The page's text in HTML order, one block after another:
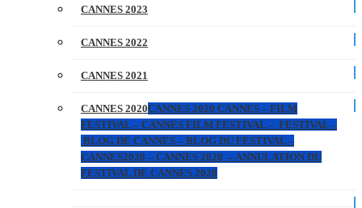
CANNES 2023
CANNES 2022
CANNES 2021
CANNES 2020CANNES 2020 CANNES – FILM
FESTIVAL – CANNES FILM FESTIVAL – FESTIVAL –
BLOG DE CANNES – BLOG DU FESTIVAL –
CANNES2020 – CANNES 2020 – ANNULATION DU
FESTIVAL DE CANNES 2020